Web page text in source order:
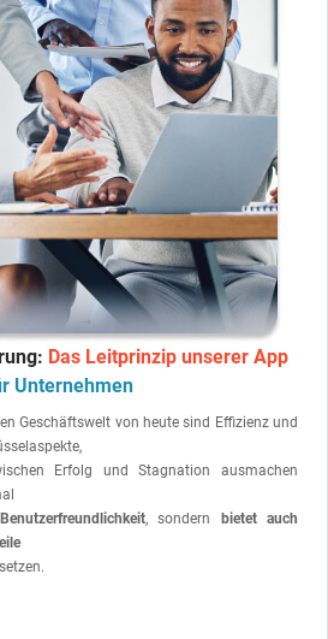
Das Leitprinzip unserer App
Unternehmen
Geschäftswelt von heute sind Effizienz und
Erfolg und Stagnation ausmachen
, sondern
bietet auch